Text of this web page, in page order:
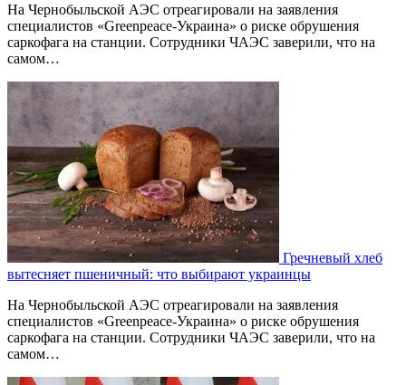
На Чернобыльской АЭС отреагировали на заявления
специалистов «Greenpeace-Украина» о риске обрушения
саркофага на станции. Сотрудники ЧАЭС заверили, что на
самом…
Гречневый хлеб
вытесняет пшеничный: что выбирают украинцы
На Чернобыльской АЭС отреагировали на заявления
специалистов «Greenpeace-Украина» о риске обрушения
саркофага на станции. Сотрудники ЧАЭС заверили, что на
самом…